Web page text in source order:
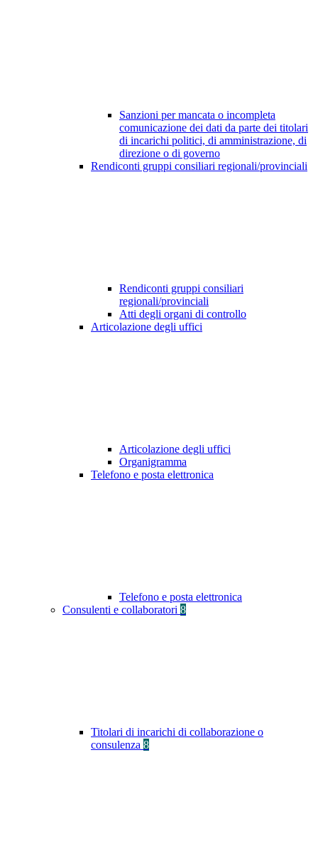
Sanzioni per mancata o incompleta
comunicazione dei dati da parte dei titolari
di incarichi politici, di amministrazione, di
direzione o di governo
Rendiconti gruppi consiliari regionali/provinciali
Rendiconti gruppi consiliari
regionali/provinciali
Atti degli organi di controllo
Articolazione degli uffici
Articolazione degli uffici
Organigramma
Telefono e posta elettronica
Telefono e posta elettronica
Consulenti e collaboratori 8
Titolari di incarichi di collaborazione o
consulenza 8